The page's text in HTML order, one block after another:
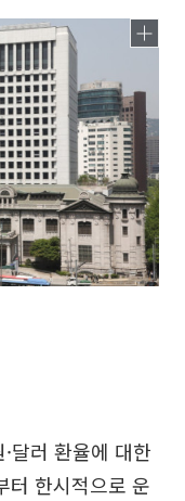
달러 환율에 대한
터 한시적으로 운